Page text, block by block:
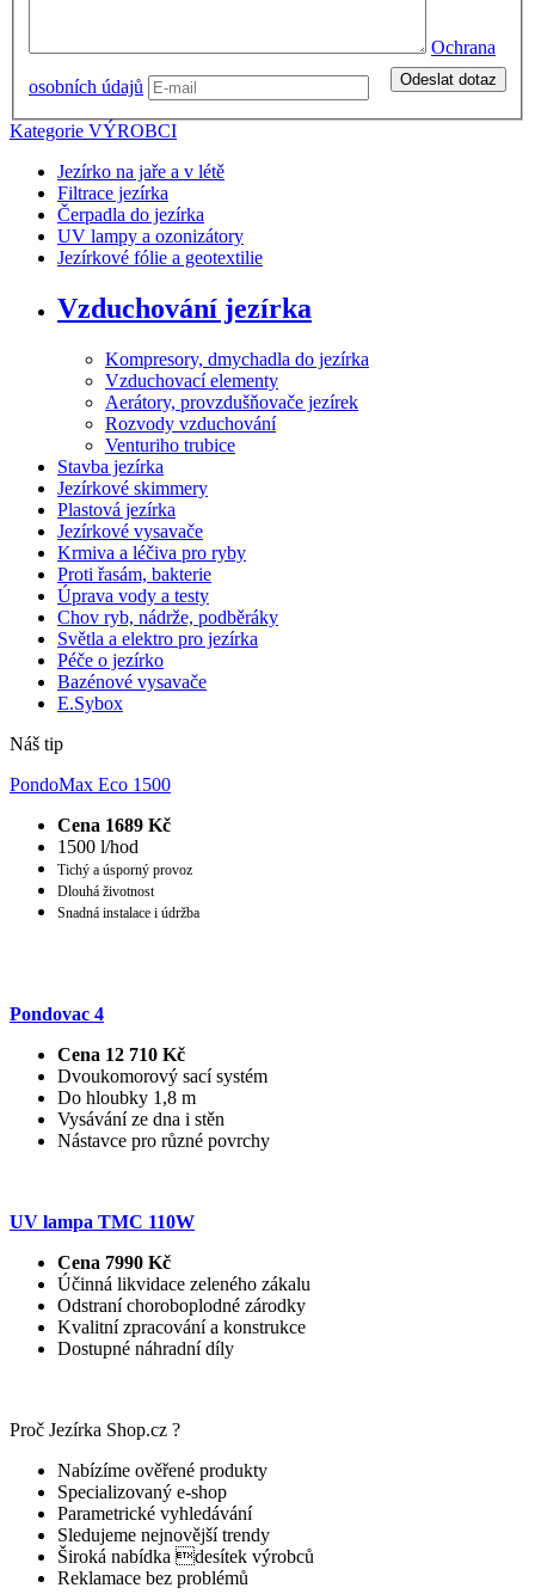
Ochrana
osobních údajů
Odeslat dotaz
Kategorie VÝROBCI
Jezírko na jaře a v létě
Filtrace jezírka
Čerpadla do jezírka
UV lampy a ozonizátory
Jezírkové fólie a geotextilie
Vzduchování jezírka
Kompresory, dmychadla do jezírka
Vzduchovací elementy
Aerátory, provzdušňovače jezírek
Rozvody vzduchování
Venturiho trubice
Stavba jezírka
Jezírkové skimmery
Plastová jezírka
Jezírkové vysavače
Krmiva a léčiva pro ryby
Proti řasám, bakterie
Úprava vody a testy
Chov ryb, nádrže, podběráky
Světla a elektro pro jezírka
Péče o jezírko
Bazénové vysavače
E.Sybox
Náš tip
PondoMax Eco 1500
Cena 1689 Kč
1500 l/hod
Tichý a úsporný provoz
Dlouhá životnost
Snadná instalace i údržba
Pondovac 4
Cena 12 710 Kč
Dvoukomorový sací systém
Do hloubky 1,8 m
Vysávání ze dna i stěn
Nástavce pro různé povrchy
UV lampa TMC 110W
Cena 7990 Kč
Účinná likvidace zeleného zákalu
Odstraní choroboplodné zárodky
Kvalitní zpracování a konstrukce
Dostupné náhradní díly
Proč Jezírka Shop.cz ?
Nabízíme ověřené produkty
Specializovaný e-shop
Parametrické vyhledávání
Sledujeme nejnovější trendy
Široká nabídka desítek výrobců
Reklamace bez problémů